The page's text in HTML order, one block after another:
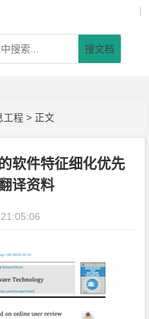
|
搜文档
工程 > 正文
软件特征细化优先
译资料